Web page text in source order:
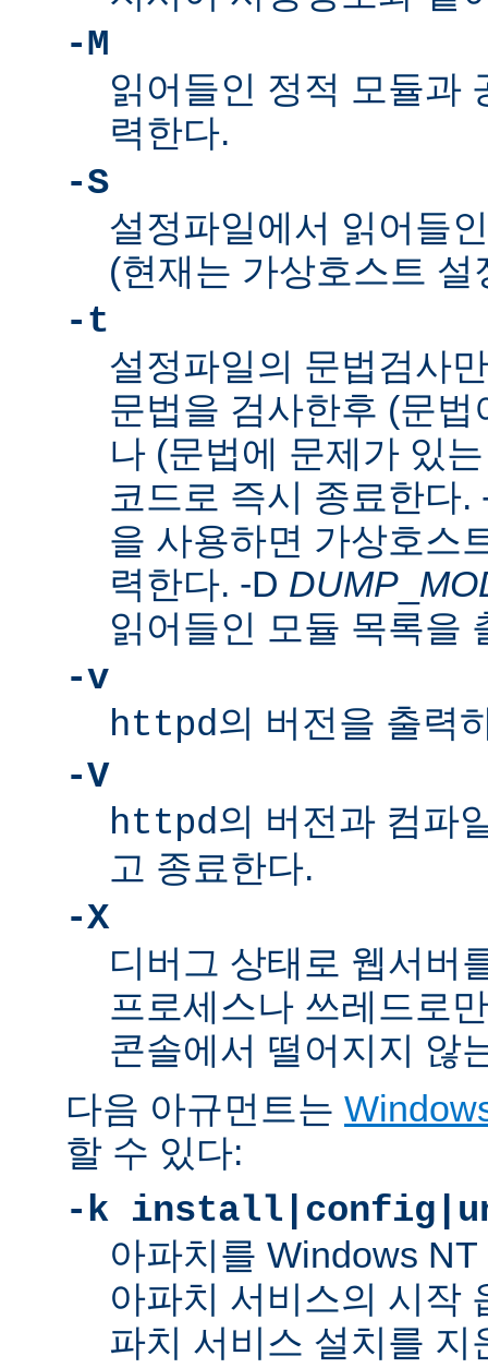
-M
읽어들인 정적 모듈과
력한다.
-S
설정파일에서 읽어들
(현재는 가상호스트
-t
설정파일의 문법검사
문법을 검사한후 (문
나 (문법에 문제가 있
코드로 즉시 종료한다
을 사용하면 가상호스
력한다. -D DUMP
읽어들인 모듈 목록을
-v
httpd의 버전을 출력
-V
httpd의 버전과 컴파
고 종료한다.
-X
디버그 상태로 웹서버
프로세스나 쓰레드로
콘솔에서 떨어지지 않
다음 아규먼트는
할 수 있다:
-k
아파치를 Windows
아파치 서비스의 시작
파치 서비스 설치를 지